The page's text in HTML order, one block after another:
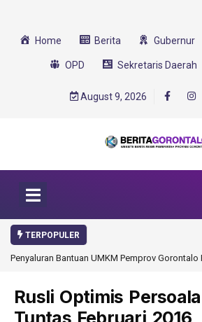
Home Berita Gubernur
OPD Sekretaris Daerah
August 9, 2026
TERPOPULER
Penyaluran Bantuan UMKM Pemprov Gorontalo
Rusli Optimis